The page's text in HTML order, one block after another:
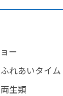
ー
れあいタイム
生類